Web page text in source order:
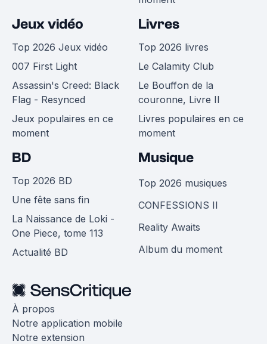
Jeux vidéo
Top 2026 Jeux vidéo
007 First Light
Assassin's Creed: Black
Flag - Resynced
Jeux populaires en ce
moment
Livres
Top 2026 livres
Le Calamity Club
Le Bouffon de la
couronne, Livre II
Livres populaires en ce
moment
BD
Top 2026 BD
Une fête sans fin
La Naissance de Loki -
One Piece, tome 113
Actualité BD
Musique
Top 2026 musiques
CONFESSIONS II
Reality Awaits
Album du moment
À propos
Notre application mobile
Notre extension